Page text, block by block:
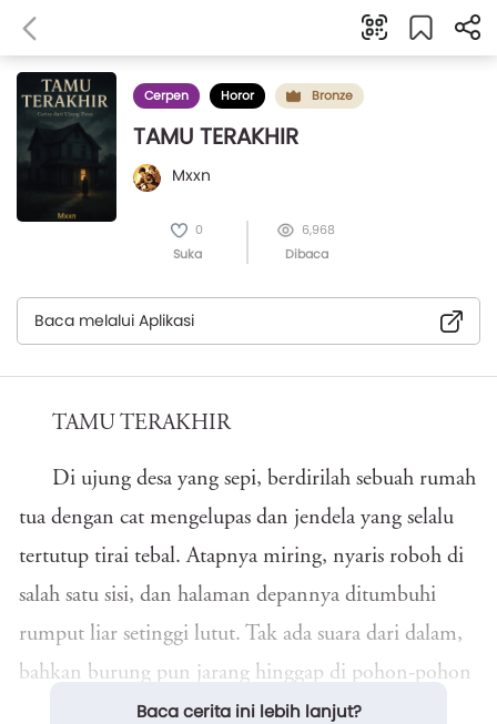
Cerpen Horor Bronze
TAMU TERAKHIR
Mxxn
0
Suka
6,968
Dibaca
Baca melalui Aplikasi
TAMU TERAKHIR
Di ujung desa yang sepi, berdirilah sebuah rumah
tua dengan cat mengelupas dan jendela yang selalu
tertutup tirai tebal. Atapnya miring, nyaris roboh di
salah satu sisi, dan halaman depannya ditumbuhi
rumput liar setinggi lutut. Tak ada suara dari dalam,
bahkan burung pun jarang hinggap di pohon-pohon
sekitar. Rumah itu seperti dilupakan waktu.
Baca cerita ini lebih lanjut?